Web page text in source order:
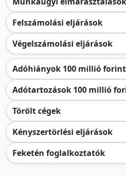
Felszámolási eljárások
Végelszámolási eljárások
Adóhiányok 100 millió
Adótartozások 100 millió
Törölt cégek
Kényszertörlési eljárások
Feketén foglalkoztatók